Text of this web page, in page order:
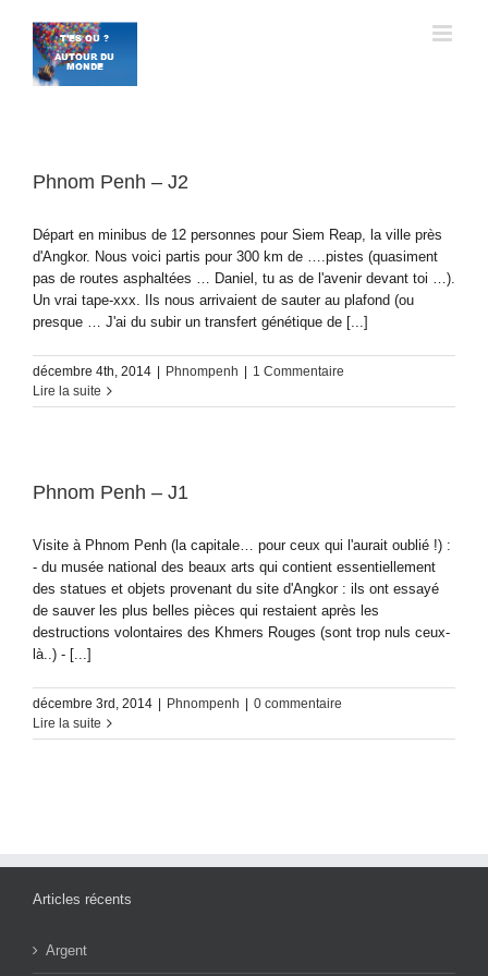
contenu
Phnom Penh – J2
Départ en minibus de 12 personnes pour Siem Reap, la ville près
d'Angkor. Nous voici partis pour 300 km de ….pistes (quasiment
pas de routes asphaltées … Daniel, tu as de l'avenir devant toi …).
Un vrai tape-xxx. Ils nous arrivaient de sauter au plafond (ou
presque … J'ai du subir un transfert génétique de [...]
décembre 4th, 2014 Phnompenh
1 Commentaire
Lire la suite
Phnom Penh – J1
Visite à Phnom Penh (la capitale… pour ceux qui l'aurait oublié !) :
- du musée national des beaux arts qui contient essentiellement
des statues et objets provenant du site d'Angkor : ils ont essayé
de sauver les plus belles pièces qui restaient après les
destructions volontaires des Khmers Rouges (sont trop nuls ceux-
là..) - [...]
décembre 3rd, 2014 Phnompenh
0 commentaire
Lire la suite
Articles récents
Argent